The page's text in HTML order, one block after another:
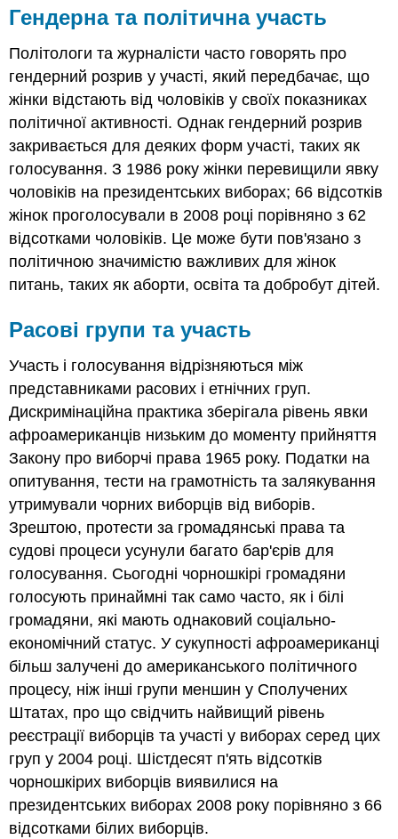
Гендерна та політична участь
Політологи та журналісти часто говорять про
гендерний розрив у участі, який передбачає, що
жінки відстають від чоловіків у своїх показниках
політичної активності. Однак гендерний розрив
закривається для деяких форм участі, таких як
голосування. З 1986 року жінки перевищили явку
чоловіків на президентських виборах; 66 відсотків
жінок проголосували в 2008 році порівняно з 62
відсотками чоловіків. Це може бути пов'язано з
політичною значимістю важливих для жінок
питань, таких як аборти, освіта та добробут дітей.
Расові групи та участь
Участь і голосування відрізняються між
представниками расових і етнічних груп.
Дискримінаційна практика зберігала рівень явки
афроамериканців низьким до моменту прийняття
Закону про виборчі права 1965 року. Податки на
опитування, тести на грамотність та залякування
утримували чорних виборців від виборів.
Зрештою, протести за громадянські права та
судові процеси усунули багато бар'єрів для
голосування. Сьогодні чорношкірі громадяни
голосують принаймні так само часто, як і білі
громадяни, які мають однаковий соціально-
економічний статус. У сукупності афроамериканці
більш залучені до американського політичного
процесу, ніж інші групи меншин у Сполучених
Штатах, про що свідчить найвищий рівень
реєстрації виборців та участі у виборах серед цих
груп у 2004 році. Шістдесят п'ять відсотків
чорношкірих виборців виявилися на
президентських виборах 2008 року порівняно з 66
відсотками білих виборців.